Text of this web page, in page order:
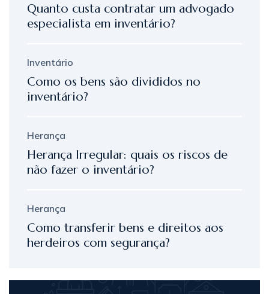
Quanto custa contratar um advogado
especialista em inventário?
Inventário
Como os bens são divididos no
inventário?
Herança
Herança Irregular: quais os riscos de
não fazer o inventário?
Herança
Como transferir bens e direitos aos
herdeiros com segurança?